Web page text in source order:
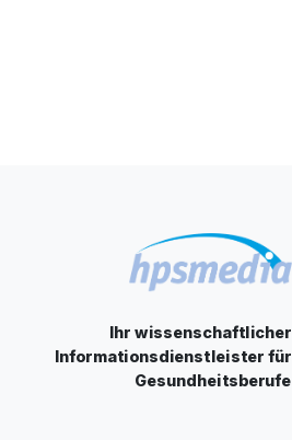
Ihr wissenschaftlicher
Informationsdienstleister für
Gesundheitsberufe